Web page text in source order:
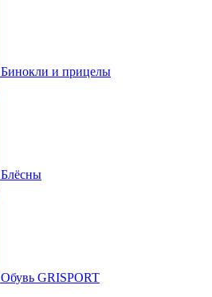
Бинокли и прицелы
Блёсны
Обувь GRISPORT